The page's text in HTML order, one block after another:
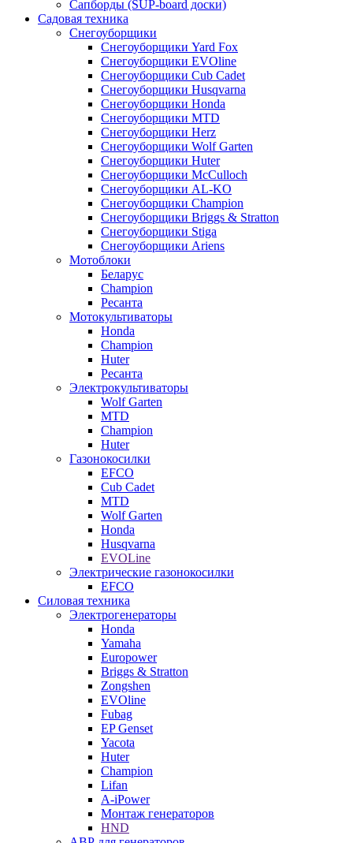
Сапборды (SUP-board доски)
Садовая техника
Снегоуборщики
Снегоуборщики Yard Fox
Снегоуборщики EVOline
Снегоуборщики Cub Cadet
Снегоуборщики Husqvarna
Снегоуборщики Honda
Снегоуборщики MTD
Снегоуборщики Herz
Снегоуборщики Wolf Garten
Снегоуборщики Huter
Снегоуборщики McCulloch
Снегоуборщики AL-KO
Снегоуборщики Champion
Снегоуборщики Briggs & Stratton
Снегоуборщики Stiga
Снегоуборщики Ariens
Мотоблоки
Беларус
Champion
Ресанта
Мотокультиваторы
Honda
Champion
Huter
Ресанта
Электрокультиваторы
Wolf Garten
MTD
Champion
Huter
Газонокосилки
EFCO
Cub Cadet
MTD
Wolf Garten
Honda
Husqvarna
EVOLine
Электрические газонокосилки
EFCO
Силовая техника
Электрогенераторы
Honda
Yamaha
Europower
Briggs & Stratton
Zongshen
EVOline
Fubag
EP Genset
Yacota
Huter
Champion
Lifan
A-iPower
Монтаж генераторов
HND